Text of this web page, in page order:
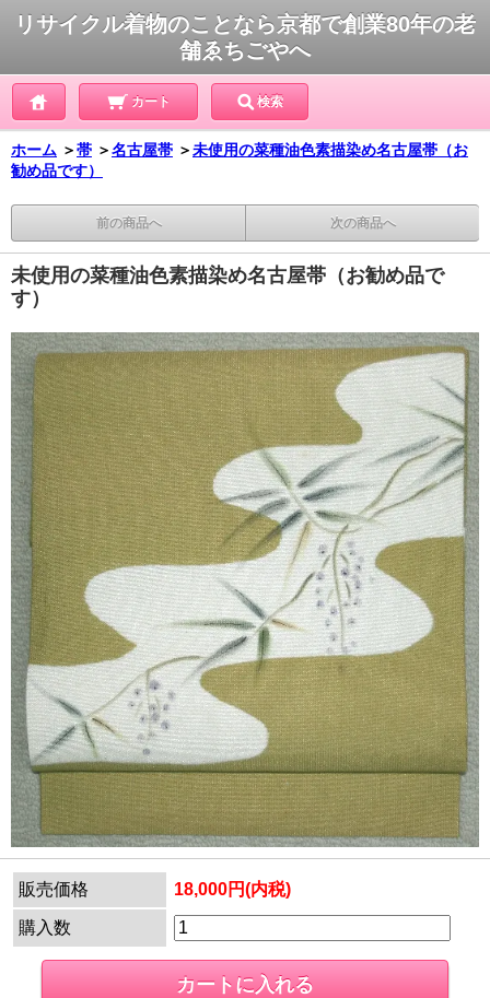
リサイクル着物のことなら京都で創業80年の老
舗ゑちごやへ
カート 検索
ホーム ＞帯 ＞名古屋帯 ＞未使用の菜種油色素描染め名古屋帯（お
勧め品です）
前の商品へ 次の商品へ
未使用の菜種油色素描染め名古屋帯（お勧め品で
す）
販売価格 18,000円(内税)
購入数